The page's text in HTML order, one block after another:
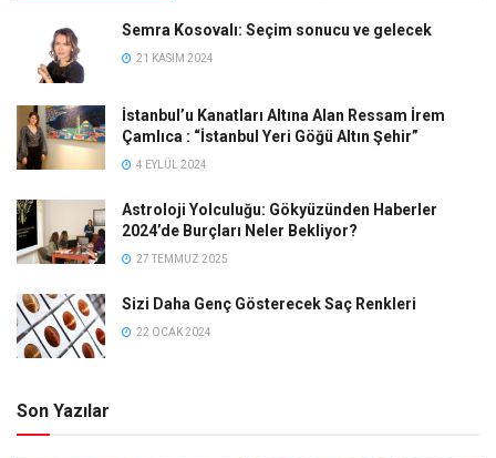
Semra Kosovalı: Seçim sonucu ve gelecek
21 KASIM 2024
İstanbul’u Kanatları Altına Alan Ressam İrem
Çamlıca : “İstanbul Yeri Göğü Altın Şehir”
4 EYLÜL 2024
Astroloji Yolculuğu: Gökyüzünden Haberler
2024’de Burçları Neler Bekliyor?
27 TEMMUZ 2025
Sizi Daha Genç Gösterecek Saç Renkleri
22 OCAK 2024
Son Yazılar